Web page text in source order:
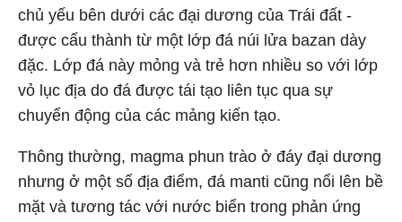
chủ yếu bên dưới các đại dương của Trái đất -
được cấu thành từ một lớp đá núi lửa bazan dày
đặc. Lớp đá này mỏng và trẻ hơn nhiều so với lớp
vỏ lục địa do đá được tái tạo liên tục qua sự
chuyển động của các mảng kiến tạo.
Thông thường, magma phun trào ở đáy đại dương
nhưng ở một số địa điểm, đá manti cũng nổi lên bề
mặt và tương tác với nước biển trong phản ứng